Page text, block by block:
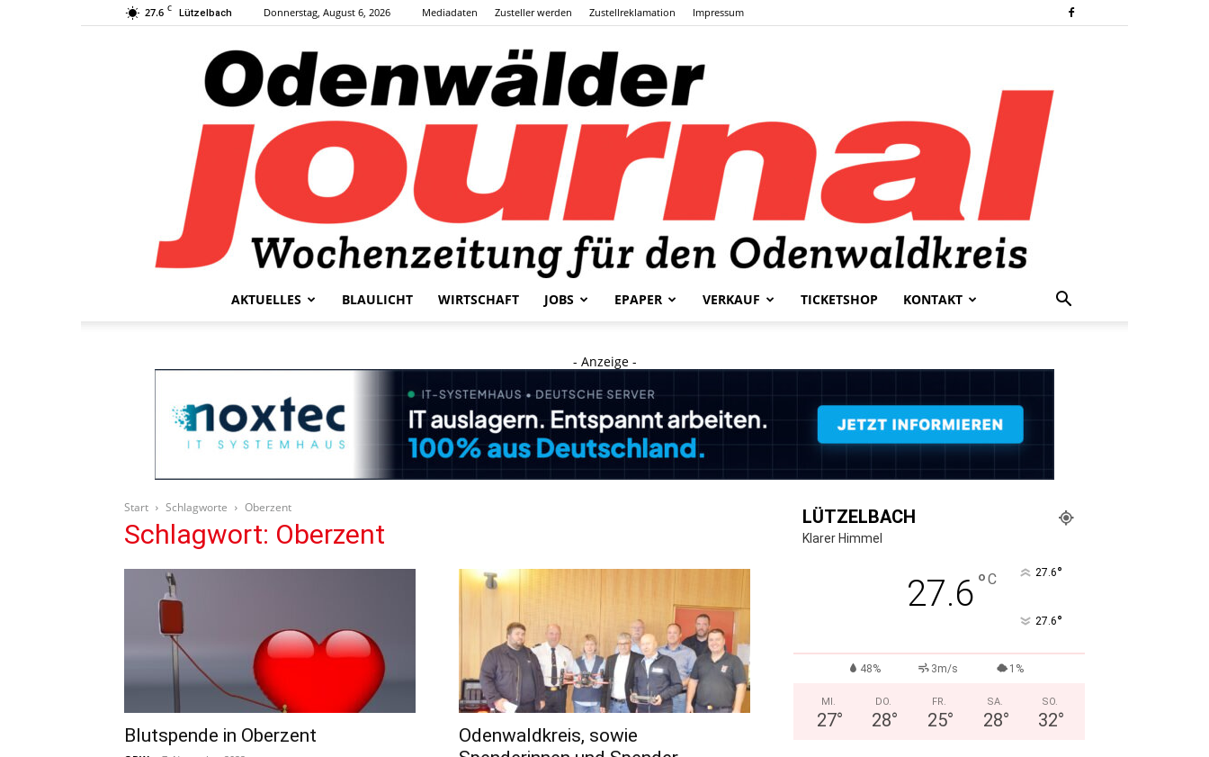
27.6 C Lützelbach Donnerstag, August 6, 2026 Mediadaten Zusteller werden Zustellreklamation Impressum
Journal
AKTUELLES BLAULICHT WIRTSCHAFT JOBS EPAPER VERKAUF TICKETSHOP KONTAKT
- Anzeige -
Start Schlagworte Oberzent
Schlagwort: Oberzent
Blutspende in Oberzent
Odenwaldkreis, sowie
LÜTZELBACH
Klarer Himmel
27.6°C 27.6°
27.6°
48% 3m/s 1%
MI.
27°
DO.
28°
FR.
25°
SA.
28°
SO.
32°